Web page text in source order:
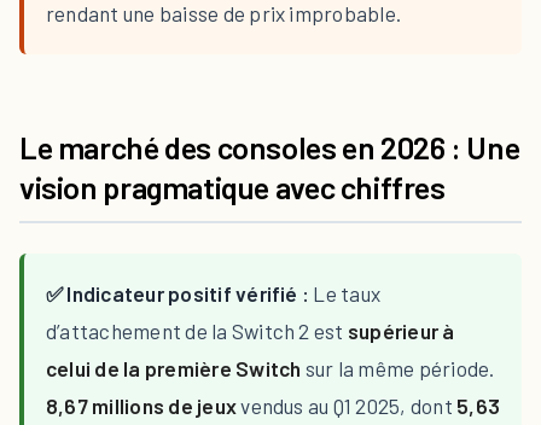
rendant une baisse de prix improbable.
Le marché des consoles en 2026 : Une
vision pragmatique avec chiffres
✅ Indicateur positif vérifié : Le taux
d’attachement de la Switch 2 est supérieur à
celui de la première Switch sur la même période.
8,67 millions de jeuxvendus au Q1 2025, dont 5,63